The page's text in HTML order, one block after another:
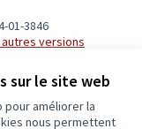
sur le site web
pour améliorer la
nous permettent
01-3846
autres versions